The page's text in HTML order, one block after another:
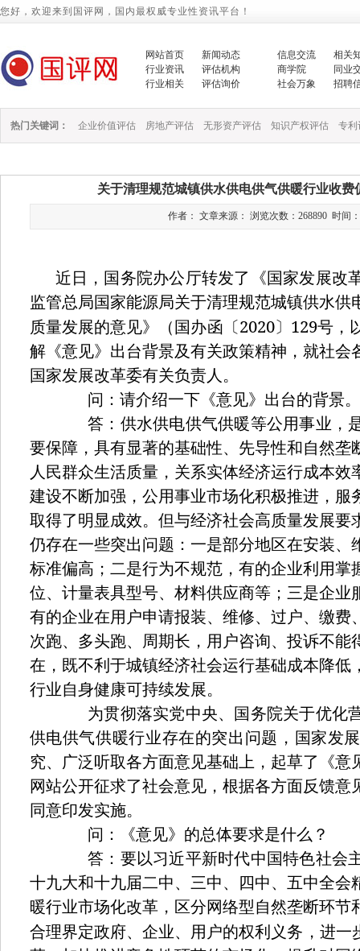
您好，欢迎来到国评网，国内最权威专业性资讯平台！
网站首页
新闻动态
行业资讯
评估机构
行业相关
评估询价
信息交流
相关
商学院
同业
社会万象
招聘
热门关键词： 企业价值评估 房地产评估 无形资产评估 知识产权评估 专利
关于清理规范城镇供水供电供气供暖行业收
作者： 文章来源： 浏览次数：268890 时间
近日，国务院办公厅转发了《国家发展改
监管总局国家能源局关于清理规范城镇供水供
质量发展的意见》（国办函〔2020〕 129号，
解《意见》出台背景及有关政策精神，就社会
国家发展改革委有关负责人。
问：请介绍一下《意见》出台的背景。
答：供水供电供气供暖等公用事业，
要保障，具有显著的基础性、先导性和自然垄
人民群众生活质量，关系实体经济运行成本
建设不断加强，公用事业市场化积极推进，服
取得了明显成效。但与经济社会高质量发展要
仍存在一些突出问题：一是部分地区在安装、
标准偏高；二是行为不规范，有的企业利用掌
位、计量表具型号、材料供应商等；三是企业
有的企业在用户申请报装、维修、过户、缴费
次跑、多头跑、周期长，用户咨询、投诉不能
在，既不利于城镇经济社会运行基础成本降低
行业自身健康可持续发展。
为贯彻落实党中央、国务院关于优化
供电供气供暖行业存在的突出问题，国家发
究、广泛听取各方面意见基础上，起草了《意
网站公开征求了社会意见，根据各方面反馈
同意印发实施。
问：《意见》的总体要求是什么？
答：要以习近平新时代中国特色社会
十九大和十九届二中、三中、四中、五中全会
暖行业市场化改革，区分网络型自然垄断环节
合理界定政府、企业、用户的权利义务，进一